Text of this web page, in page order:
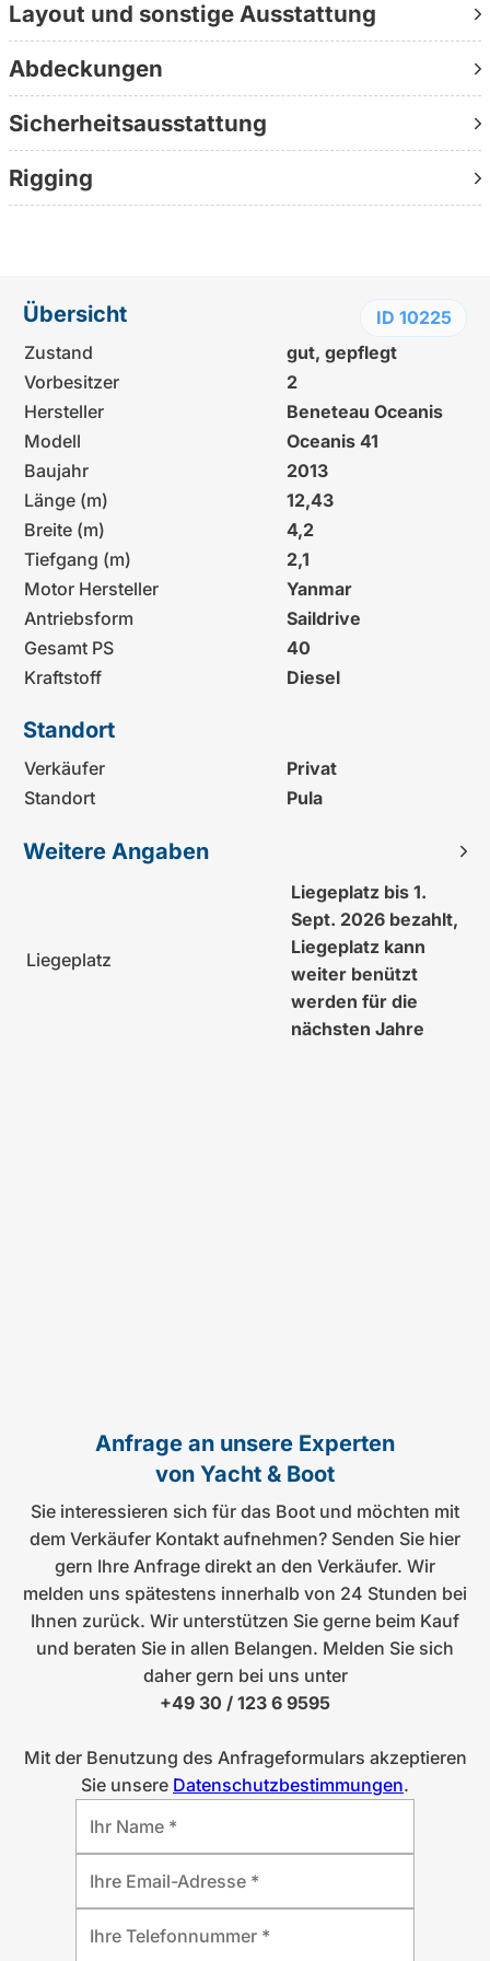
Yanmar 40 PS Saildrive | Zustand: gut, gepflegt | 2
Vorbesitzer | Standort: Pula, Kroatien | Liegeplatz
Kontaktieren Sie uns direkt unter +49 30 1236 9595
(persönlich erreichbar, ohne Warteschleife, direkt beim
Berater)
Weitere Informationen:
Layout und sonstige Ausstattung
Abdeckungen
Sicherheitsausstattung
Rigging
Übersicht
ID 10225
Zustand
gut, gepflegt
Vorbesitzer
2
Hersteller
Beneteau Oceanis
Modell
Oceanis 41
Baujahr
2013
Länge (m)
12,43
Breite (m)
4,2
Tiefgang (m)
2,1
Motor Hersteller
Yanmar
Antriebsform
Saildrive
Gesamt PS
40
Kraftstoff
Diesel
Standort
Verkäufer
Privat
Standort
Pula
Weitere Angaben
Liegeplatz
Liegeplatz bis 1.
Sept. 2026 bezahlt,
Liegeplatz kann
weiter benützt
werden für die
nächsten Jahre
Anfrage an unsere Experten
von Yacht & Boot
Sie interessieren sich für das Boot und möchten mit
dem Verkäufer Kontakt aufnehmen? Senden Sie hier
gern Ihre Anfrage direkt an den Verkäufer. Wir
melden uns spätestens innerhalb von 24 Stunden bei
Ihnen zurück. Wir unterstützen Sie gerne beim Kauf
und beraten Sie in allen Belangen. Melden Sie sich
daher gern bei uns unter
+49 30 / 123 6 9595
Mit der Benutzung des Anfrageformulars akzeptieren
Sie unsere Datenschutzbestimmungen.